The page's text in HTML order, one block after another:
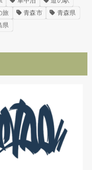
旅 青森市
青森県
県